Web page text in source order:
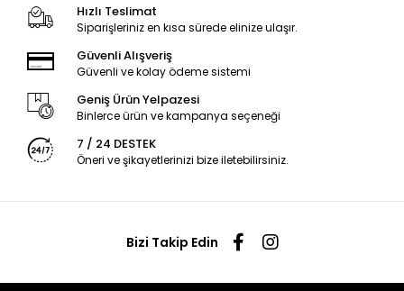
Hızlı Teslimat
Siparişleriniz en kısa sürede elinize ulaşır.
Güvenli Alışveriş
Güvenli ve kolay ödeme sistemi
Geniş Ürün Yelpazesi
Binlerce ürün ve kampanya seçeneği
7 / 24 DESTEK
Öneri ve şikayetlerinizi bize iletebilirsiniz.
Bizi Takip Edin